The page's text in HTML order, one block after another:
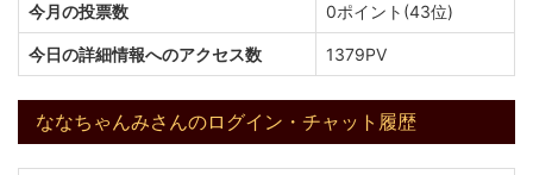
今月の投票数 0ポイント(43位)
今日の詳細情報へのアクセス数 1379PV
ななちゃんみさんのログイン・チャット履歴